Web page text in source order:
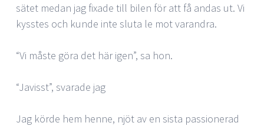
sätet medan jag fixade till bilen för att få andas ut. Vi
kysstes och kunde inte sluta le mot varandra.
“Vi måste göra det här igen”, sa hon.
“Javisst”, svarade jag
Jag körde hem henne, njöt av en sista passionerad